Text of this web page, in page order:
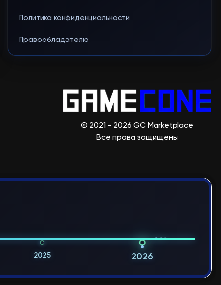
Политика конфиденциальности
Правообладателю
© 2021 - 2026 GC Marketplace
Все права защищены
2025 2026